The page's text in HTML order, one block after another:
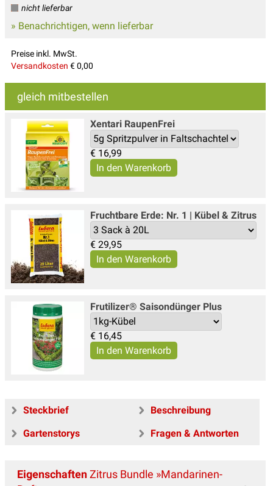
nicht lieferbar
» Benachrichtigen, wenn lieferbar
Preise inkl. MwSt.
Versandkosten € 0,00
gleich mitbestellen
Xentari Raupen­Frei
€ 16,99
Fruchtbare Erde: Nr. 1 | Kübel & Zitrus
€ 29,95
Frutilizer® Saisondünger Plus
€ 16,45
Steckbrief
Beschreibung
Gartenstorys
Fragen & Antworten
EigenschaftenZitrus Bundle »Mandarinen-